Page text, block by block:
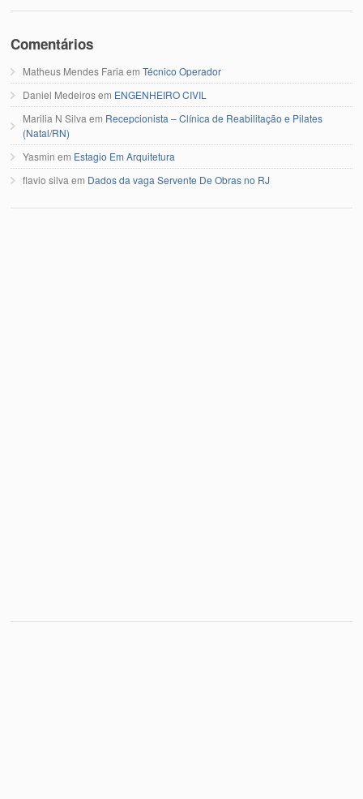
Comentários
Matheus Mendes Faria emTécnico Operador
Daniel Medeirosem ENGENHEIRO CIVIL
Marilia N Silva em Recepcionista – Clínica de Reabilitação e Pilates
(Natal/RN)
Yasmin em Estagio Em Arquitetura
flavio silva em Dados da vaga Servente De Obras no RJ